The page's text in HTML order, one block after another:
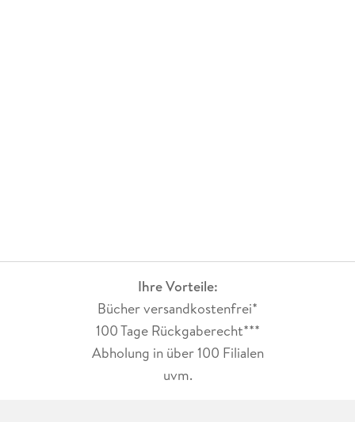
Ihre Vorteile:
Bücher versandkostenfrei*
100 Tage Rückgaberecht***
Abholung in über 100 Filialen
uvm.